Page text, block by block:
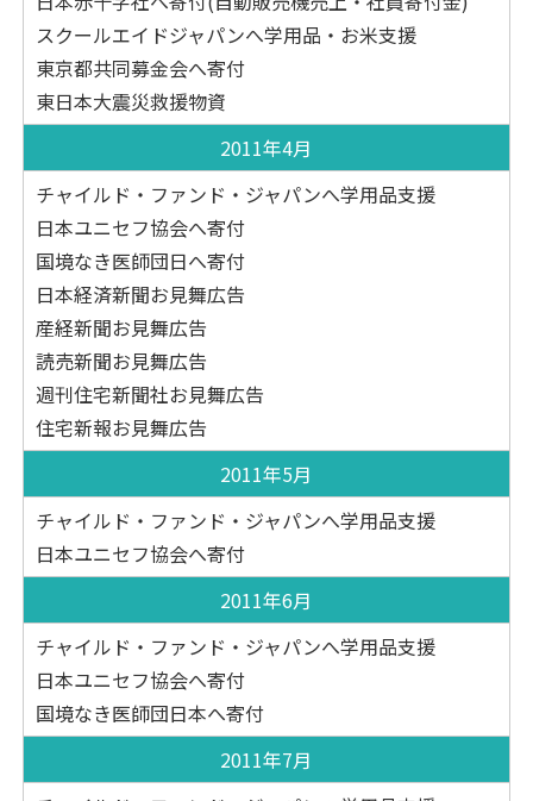
スクールエイドジャパンへ学用品・お米支援
東京都共同募金会へ寄付
東日本大震災救援物資
2011年4月
チャイルド・ファンド・ジャパンへ学用品支援
日本ユニセフ協会へ寄付
国境なき医師団日へ寄付
日本経済新聞お見舞広告
産経新聞お見舞広告
読売新聞お見舞広告
週刊住宅新聞社お見舞広告
住宅新報お見舞広告
2011年5月
チャイルド・ファンド・ジャパンへ学用品支援
日本ユニセフ協会へ寄付
2011年6月
チャイルド・ファンド・ジャパンへ学用品支援
日本ユニセフ協会へ寄付
国境なき医師団日本へ寄付
2011年7月